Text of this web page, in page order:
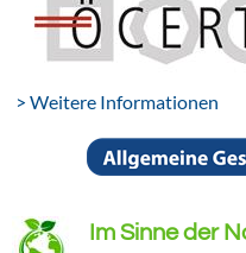
> Weitere Informationen
Im Sinne der